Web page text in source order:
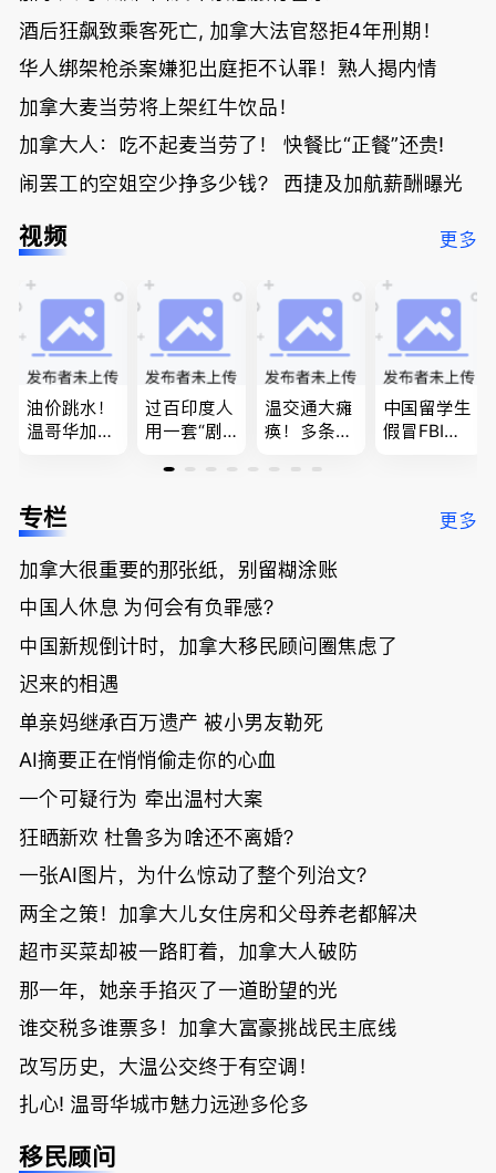
酒后狂飙致乘客死亡, 加拿大法官怒拒4年刑期！
华人绑架枪杀案嫌犯出庭拒不认罪！熟人揭内情
加拿大麦当劳将上架红牛饮品！
加拿大人：吃不起麦当劳了！ 快餐比“正餐”还贵!
闹罢工的空姐空少挣多少钱？ 西捷及加航薪酬曝光
视频 更多
油价跳水！
温哥华加油
低；免费狂
送50万磅蔬
温“丑陋土
豆日”冲击
吉尼斯纪
录；惨！留
学生换汇被
骗光2万美
元，还被卷
入跨国刑案
账户遭封！
过百印度人
用一套“剧
官：太假
欠款多出$1
9万；突
发！无辜男
孩温哥华市
中心被刺身
温交通大瘫
痪！多条主
底；做顿饭
单；房市崩
国租赁市场
恐迎暴跌危
中国留学生
假冒FBI上
夫妻住进殡
专栏 更多
加拿大很重要的那张纸，别留糊涂账
中国人休息 为何会有负罪感？
中国新规倒计时，加拿大移民顾问圈焦虑了
迟来的相遇
单亲妈继承百万遗产 被小男友勒死
AI摘要正在悄悄偷走你的心血
一个可疑行为 牵出温村大案
狂晒新欢 杜鲁多为啥还不离婚？
一张AI图片，为什么惊动了整个列治文？
两全之策！加拿大儿女住房和父母养老都解决
超市买菜却被一路盯着，加拿大人破防
那一年，她亲手掐灭了一道盼望的光
谁交税多谁票多！加拿大富豪挑战民主底线
改写历史，大温公交终于有空调！
扎心! 温哥华城市魅力远逊多伦多
移民顾问